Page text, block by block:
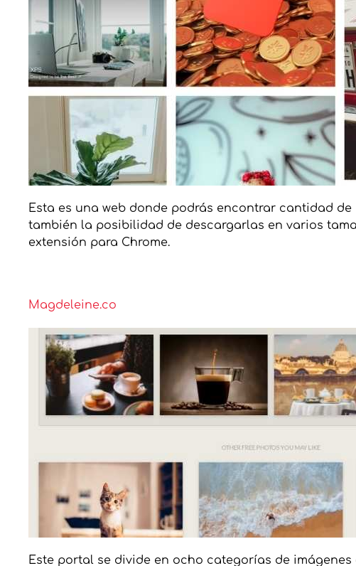
Esta es una web donde podrás encontrar cantidad
también la posibilidad de descargarlas en varios
extensión para Chrome.
Magdeleine.co
Este portal se divide en ocho categorías de